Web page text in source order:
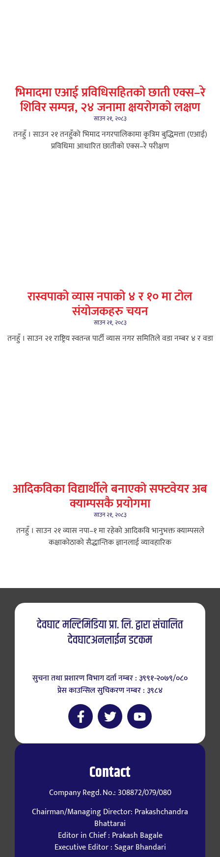
भिमादमा एआई प्रविधिसहितको छाती एक्स–रे
शिविर सम्पन्न, २४ जनामा क्षयरोगको लक्षण
साउन २१, २०८३
तनहुँ । साउन २१ तनहुँको भिमाद नगरपालिकामा कृत्रिम बुद्धिमत्ता (एआई)
प्रविधिमा आधारित छातीको एक्स–रे परीक्षण
रास्वपाको व्यास नपाको ४ र १० मा टोल
संयोजकहरु चयन
साउन २१, २०८३
तनहुँ । साउन २१ राष्ट्रिय स्वतन्त्र पार्टी व्यास नगर समितिले वडा नम्बर ४ र वडा
आदिकविका विद्यार्थीले बनाएको सफ्टवेयर अब
क्याम्पसकै प्रयोगमा
साउन २१, २०८३
तनहुँ । साउन २१ ​व्यास नपा–१ मा रहेको आदिकवि भानुभक्त क्याम्पसले
कक्षाकोठाको सैद्धान्तिक ज्ञानलाई व्यावहारिक
देवघाट मल्टिमिडिया प्रा. लि. द्वारा संचालित
देवघाटअनलाईन डटकम
सुचना तथा प्रशारण विभाग दर्ता नम्बर : ३९९१-२०७९/०८०
प्रेस काउन्सिल सुचिकरण नम्बर : ३९८४
Contact
Company Regd. No.: 308872/079/080
Chairman/Managing Director: Prakashchandra
Bhattarai
Editor in Chief : Prakash Bagale
Executive Editor : Sagar Bhandari